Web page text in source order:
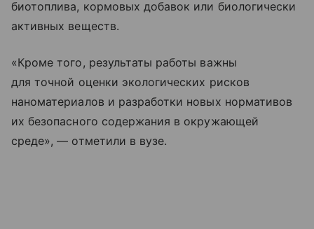
биотоплива, кормовых добавок или биологически
активных веществ.
«Кроме того, результаты работы важны
для точной оценки экологических рисков
наноматериалов и разработки новых нормативов
их безопасного содержания в окружающей
среде», — отметили в вузе.